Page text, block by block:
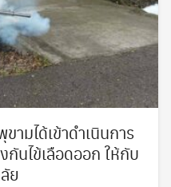
ามได้เข้าดำเนินการ
นไข้เลือดออก ให้กับ
ย